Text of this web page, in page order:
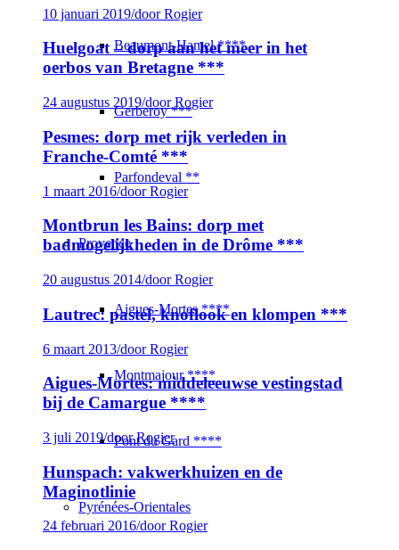
Beaumont-Hamel ****
Gerberoy ***
Parfondeval **
Provence
Aigues-Mortes ****
Montmajour ****
Pont du Gard ****
Pyrénées-Orientales
10 januari 2019/door Rogier
Huelgoat – dorp aan het meer in het
oerbos van Bretagne ***
24 augustus 2019/door Rogier
Pesmes: dorp met rijk verleden in
Franche-Comté ***
1 maart 2016/door Rogier
Montbrun les Bains: dorp met
badmogelijkheden in de Drôme ***
20 augustus 2014/door Rogier
Lautrec: pastel, knoflook en klompen ***
6 maart 2013/door Rogier
Aigues-Mortes: middeleeuwse vestingstad
bij de Camargue ****
3 juli 2019/door Rogier
Hunspach: vakwerkhuizen en de
Maginotlinie
24 februari 2016/door Rogier